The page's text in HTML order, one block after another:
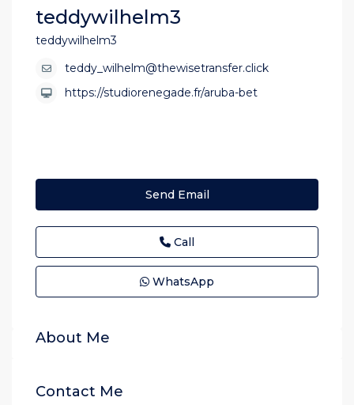
teddywilhelm3
teddywilhelm3
teddy_wilhelm@thewisetransfer.click
https://studiorenegade.fr/aruba-bet
Send Email
Call
WhatsApp
About Me
Contact Me